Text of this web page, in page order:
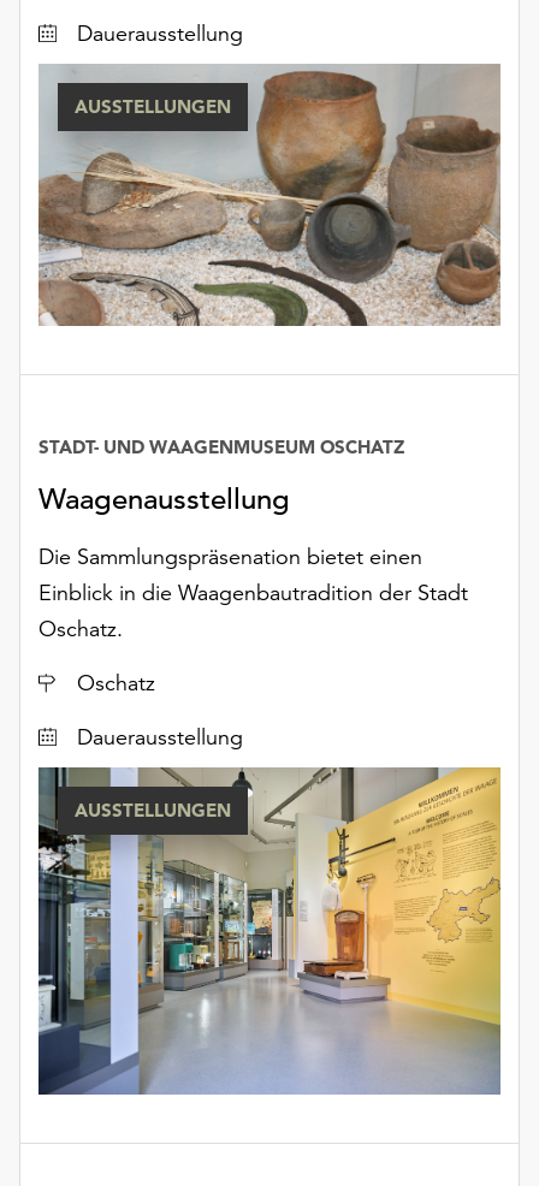
Informationen
finden
unserer
Datenschutzerklärung
oder
dem
Impressum
Dauerausstellung
AUSSTELLUNGEN
Waagenausstellung
STADT- UND WAAGENMUSEUM OSCHATZ
Die Sammlungspräsenation bietet einen
Einblick in die Waagenbautradition der Stadt
Oschatz.
Ort
Oschatz
Datum
Dauerausstellung
AUSSTELLUNGEN